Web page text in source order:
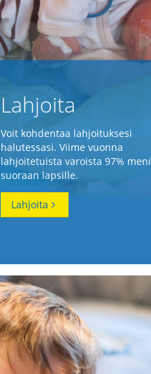
Lahjoita
Voit kohdentaa lahjoituksesi
halutessasi. Viime vuonna
lahjoitetuista varoista 97% meni
suoraan lapsille.
Lahjoita